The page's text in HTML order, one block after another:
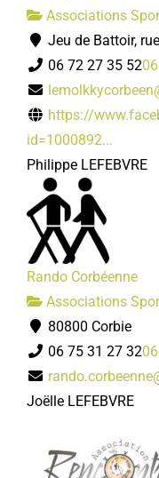
Associations
Jeu de Battoir,
06 72 27 35 52
https://
id=1000892...
Philippe LEFEBVRE
Rando Corbéenne
Associations
80800 Corbie
06 75 31 27 32
Joëlle LEFEBVRE